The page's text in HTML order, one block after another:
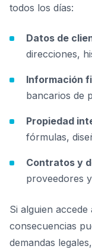
todos los días:
Datos de
direcciones,
Información
bancarios de
Propiedad
fórmulas,
Contratos y
proveedores
Si alguien
consecuencias
demandas